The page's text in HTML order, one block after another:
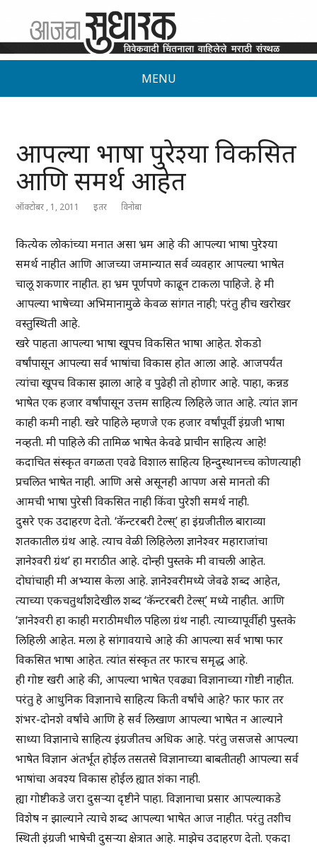
MENU
आपल्या भाषा पुरेश्या विकसित
आणि समर्थ आहेत
ऑक्टोबर , 1, 2011 इतर विनोबा
कित्येक लोकांच्या मनात असा भ्रम आहे की आपल्या भाषा पुरेश्या
समर्थ नाहीत आणि आजच्या जमान्यात सर्व व्यवहार आपल्या भाषेत
चालू शकणार नाहीत. हा भ्रम पूर्णपणे काढून टाकला पाहिजे. हे मी
आपल्या भाषेच्या अभिमानामुळे केवळ सांगत नाही; परंतु हीच खरोखर
वस्तुस्थिती आहे.
खरे पाहता आपल्या भाषा खूपच विकसित भाषा आहेत. शेकडो
वर्षांपासून आपल्या सर्व भाषांचा विकास होत आला आहे. आजपर्यंत
त्यांचा खूपच विकास झाला आहे व पुढेही तो होणार आहे. पाहा, कन्नड
भाषेत एक हजार वर्षांपासून उत्तम साहित्य लिहिले जात आहे. त्यांत ज्ञान
काही कमी नाही. खरे पाहिले म्हणजे एक हजार वर्षांपूर्वी इंग्रजी भाषा
नव्हती. मी पाहिले की तामिळ भाषेत केवढे प्राचीन साहित्य आहे!
कदाचित संस्कृत वगळता एवढे विशाल साहित्य हिन्दुस्थानच्च कोणत्याही
प्रचलित भाषेत नाही. आणि असे असूनही आपण असे मानतो की
आमची भाषा पुरेसी विकसित नाही किंवा पुरेशी समर्थ नाही.
दुसरे एक उदाहरण देतो. ‘कॅन्टरबरी टेल्स्’ हा इंग्रजीतील बाराव्या
शतकातील ग्रंथ आहे. त्याच वेळी लिहिलेला ज्ञानेश्वर महाराजांचा
ज्ञानेश्वरी ग्रंथ’ हा मराठीत आहे. दोन्ही पुस्तके मी वाचली आहेत.
दोघांचाही मी अभ्यास केला आहे. ज्ञानेश्वरीमध्ये जेवढे शब्द आहेत,
त्याच्या एकचतुर्थांशदेखील शब्द ‘कॅन्टरबरी टेल्स्’ मध्ये नाहीत. आणि
‘ज्ञानेश्वरी हा काही मराठीमधील पहिला ग्रंथ नाही. त्याच्यापूर्वीही पुस्तके
लिहिली आहेत. मला हे सांगावयाचे आहे की आपल्या सर्व भाषा फार
विकसित भाषा आहेत. त्यांत संस्कृत तर फारच समृद्ध आहे.
ही गोष्ट खरी आहे की, आपल्या भाषेत एवढ्या विज्ञानाच्या गोष्टी नाहीत.
परंतु हे आधुनिक विज्ञानाचे साहित्य किती वर्षांचे आहे? फार फार तर
शंभर-दोनशे वर्षांचे आणि हे सर्व लिखाण आपल्या भाषेत न आल्याने
साध्या विज्ञानाचे साहित्य इंग्रजीतच अधिक आहे. परंतु जसजसे आपल्या
भाषेत विज्ञान अंतर्भूत होईल तसतसे विज्ञानाच्या बाबतीतही आपल्या सर्व
भाषांचा अवश्य विकास होईल ह्यात शंका नाही.
ह्या गोष्टीकडे जरा दुसऱ्या दृष्टीने पाहा. विज्ञानाचा प्रसार आपल्याकडे
विशेष न झाल्याने त्याचे शब्द आपल्या भाषेत आज नाहीत. परंतु तशीच
स्थिती इंग्रजी भाषेची दुसऱ्या क्षेत्रात आहे. माझेच उदाहरण देतो. एकदा